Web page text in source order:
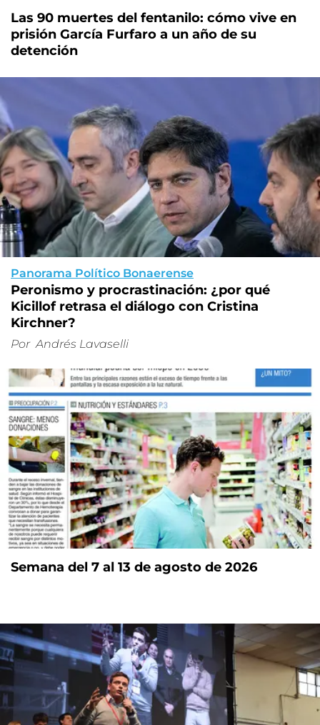
Las 90 muertes del fentanilo: cómo vive en
prisión García Furfaro a un año de su
detención
Panorama Político Bonaerense
Peronismo y procrastinación: ¿por qué
Kicillof retrasa el diálogo con Cristina
Kirchner?
Por Andrés Lavaselli
Semana del 7 al 13 de agosto de 2026